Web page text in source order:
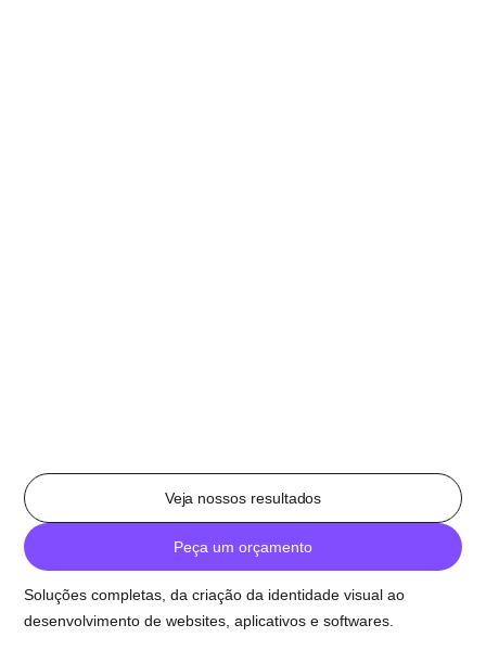
Veja nossos resultados
Peça um orçamento
Soluções completas, da criação da identidade visual ao
desenvolvimento de websites, aplicativos e softwares.